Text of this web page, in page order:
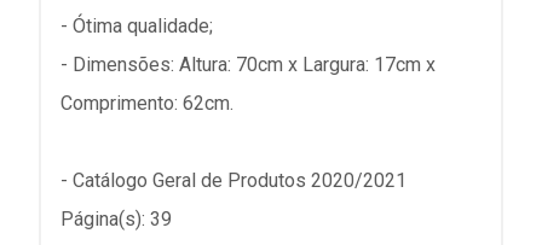
- Ótima qualidade;
- Dimensões: Altura: 70cm x Largura: 17cm x
Comprimento: 62cm.
- Catálogo Geral de Produtos 2020/2021
Página(s): 39